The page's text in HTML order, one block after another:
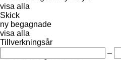
visa alla
Skick
ny begagnade
visa alla
Tillverkningsår
–